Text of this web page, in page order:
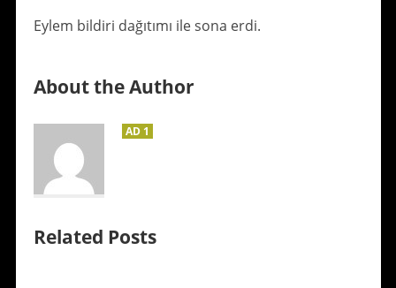
Eylem bildiri dağıtımı ile sona erdi.
About the Author
AD 1
Related Posts